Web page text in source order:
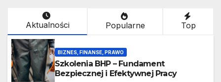
Aktualności Popularne Top
BIZNES, FINANSE, PRAWO
Szkolenia BHP – Fundament
Bezpiecznej i Efektywnej Pracy